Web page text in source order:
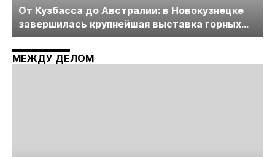
От Кузбасса до Австралии: в Новокузнецке
завершилась крупнейшая выставка горных
технологий «Недра России. Уголь России и
Майнинг»
МЕЖДУ ДЕЛОМ